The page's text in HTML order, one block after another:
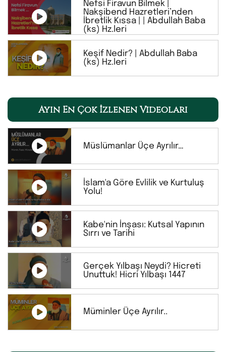
Nefsi Firavun Bilmek |
Nakşibend Hazretleri’nden
İbretlik Kıssa | | Abdullah Baba
(ks) Hz.leri
Keşif Nedir? | Abdullah Baba
(ks) Hz.leri
Ayın En Çok İzlenen Videoları
Müslümanlar Üçe Ayrılır…
İslam'a Göre Evlilik ve Kurtuluş
Yolu!
Kabe'nin İnşası: Kutsal Yapının
Sırrı ve Tarihi
Gerçek Yılbaşı Neydi? Hicreti
Unuttuk! Hicri Yılbaşı 1447
Müminler Üçe Ayrılır..